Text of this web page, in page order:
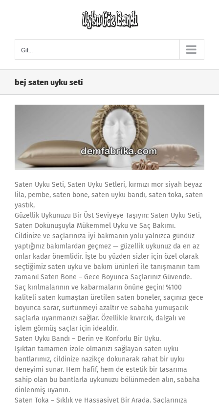
Git...
bej saten uyku seti
Saten Uyku Seti, Saten Uyku Setleri, kırmızı mor siyah beyaz
lila, pembe, saten bone, saten uyku bandı, saten toka, saten
yastık,
Güzellik Uykunuzu Bir Üst Seviyeye Taşıyın: Saten Uyku Seti,
Saten Dokunuşuyla Mükemmel Uyku ve Saç Bakımı.
Cildinize ve saçlarınıza iyi bakmanın yolu yalnızca gündüz
yaptığınız bakımlardan geçmez — güzellik uykunuz da en az
onlar kadar önemlidir. İşte bu yüzden sizler için özel olarak
seçtiğimiz saten uyku ve bakım ürünleri ile tanışmanın tam
zamanı! Saten Bone – Gece Boyunca Saçlarınız Güvende.
Saç kırılmalarının ve kabarmaların önüne geçin! %100
kaliteli saten kumaştan üretilen saten boneler, saçınızı gece
boyunca sarar, sürtünmeyi azaltır ve sabaha yumuşacık
saçlarla uyanmanızı sağlar. Özellikle kıvırcık, dalgalı ve
işlem görmüş saçlar için idealdir.
Saten Uyku Bandı – Derin ve Konforlu Bir Uyku.
Işıktan tamamen izole olmanızı sağlayan saten uyku
bantlarımız, cildinize nazikçe dokunarak rahat bir uyku
deneyimi sunar. Hem hafif, hem de estetik bir tasarıma
sahip olan bu bantlarla uykunuzu bölünmeden alın, sabaha
dinlenmiş uyanın.
Saten Toka – Şıklık ve Hassasiyet Bir Arada. Saçlarınıza